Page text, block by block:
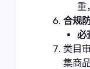
重
合规
必
类目
集商